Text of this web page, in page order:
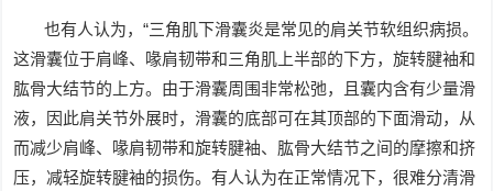
也有人认为，“三角肌下滑囊炎是常见的肩关节软组织病损。
这滑囊位于肩峰、喙肩韧带和三角肌上半部的下方，旋转腱袖和
肱骨大结节的上方。由于滑囊周围非常松弛，且囊内含有少量滑
液，因此肩关节外展时，滑囊的底部可在其顶部的下面滑动，从
而减少肩峰、喙肩韧带和旋转腱袖、肱骨大结节之间的摩擦和挤
压，减轻旋转腱袖的损伤。有人认为在正常情况下，很难分清滑